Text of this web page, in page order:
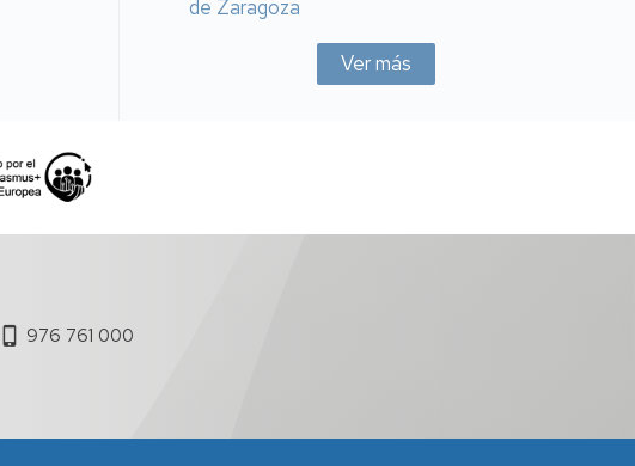
de Zaragoza
Ver más
976 761 000